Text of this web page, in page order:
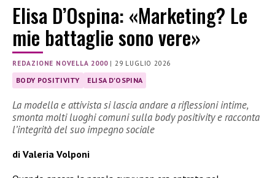
Elisa D’Ospina: «Marketing? Le
mie battaglie sono vere»
REDAZIONE NOVELLA 2000|29 LUGLIO 2026
BODY POSITIVITY ELISA D'OSPINA
La modella e attivista si lascia andare a riflessioni intime,
smonta molti luoghi comuni sulla body positivity e racconta
l’integrità del suo impegno sociale
di Valeria Volponi